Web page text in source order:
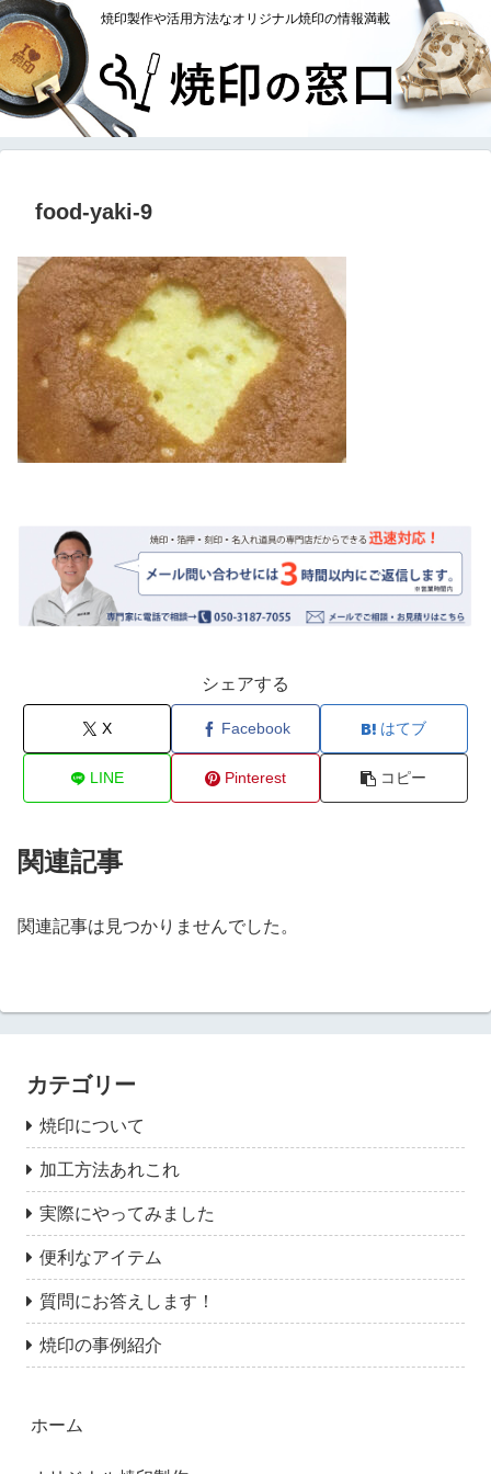
焼印製作や活用方法なオリジナル焼印の情報満載
food-yaki-9
シェアする
X Facebook はてブ
LINE Pinterest コピー
関連記事
関連記事は見つかりませんでした。
カテゴリー
焼印について
加工方法あれこれ
実際にやってみました
便利なアイテム
質問にお答えします！
焼印の事例紹介
ホーム